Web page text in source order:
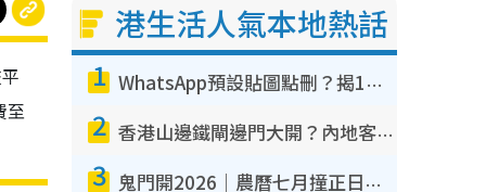
至
港生活人氣本地熱話
1 WhatsApp預設貼圖點刪？揭1招「反向操作」還原簡潔介面 附3步實測教學
2 香港山邊鐵閘邊門大開？內地客困惑意義何在！網民神回覆：呢種叫法理性防禦
3 鬼門開2026｜農曆七月撞正日全食特別邪？專家警告切忌做一事！揭4大禁忌+2招保平安